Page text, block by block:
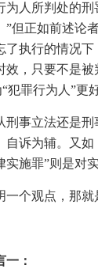
为人所判处的
”但正如前述论
了执行的情况
效，只要不是
犯罪行为人”更好
刑事立法还是
自诉为辅。又
实施罪”则是对
一个观点，那
一：